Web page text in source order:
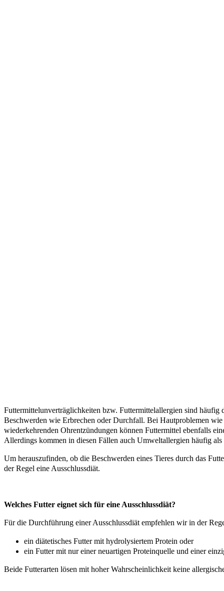
Futtermittelunverträglichkeiten bzw. Futtermittelallergien sind häufig
Beschwerden wie Erbrechen oder Durchfall. Bei Hautproblemen wie
wiederkehrenden Ohrentzündungen können Futtermittel ebenfalls
Allerdings kommen in diesen Fällen auch Umweltallergien häufig
Um herauszufinden, ob die Beschwerden eines Tieres durch das
der Regel eine Ausschlussdiät.
Welches Futter eignet sich für eine Ausschlussdiät?
Für die Durchführung einer Ausschlussdiät empfehlen wir in der
ein diätetisches Futter mit hydrolysiertem Protein oder
ein Futter mit nur einer neuartigen Proteinquelle und einer
Beide Futterarten lösen mit hoher Wahrscheinlichkeit keine